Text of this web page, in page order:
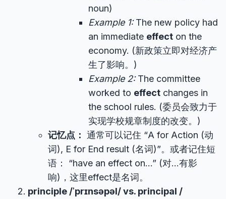
noun)
Example 1:The new policy had
an immediate effect on the
economy. (新政策立即对经济产
生了影响。)
Example 2:The committee
worked to effect changes in
the school rules. (委员会致力于
实现学校规章制度的改变。)
记忆点： 通常可以记住 “A for Action (动
词), E for End result (名词)”。或者记住短
语： “have an effect on…” (对…有影
响)，这里effect是名词。
principle /ˈprɪnsəpəl/ vs. principal /